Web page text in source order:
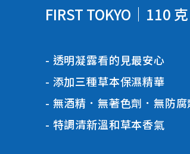
鬍露 / 刮鬍泡 / 刮鬍膏
舒適牌
烏
FIRST TOKYO 110 克
透明凝露看的見最安心
添加三種草本保濕精華
無酒精．無著色劑．無防腐
特調清新溫和草本香氣